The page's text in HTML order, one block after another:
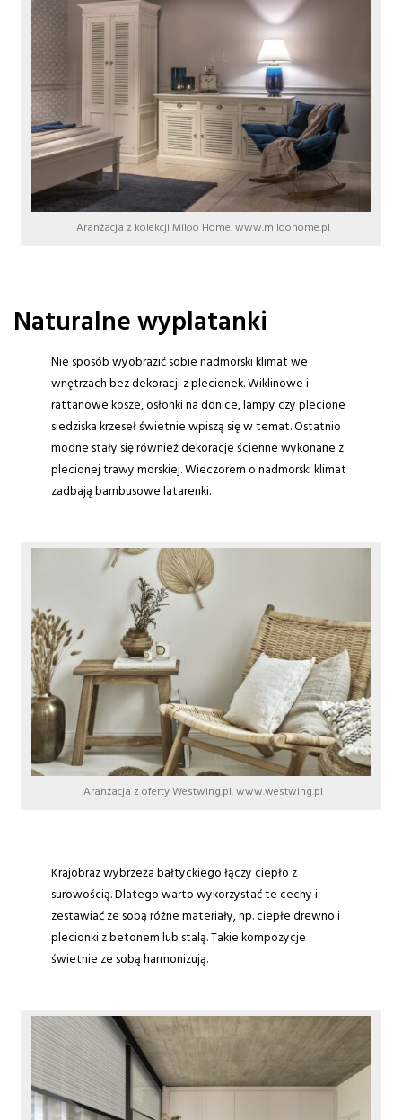
Aranżacja z kolekcji Miloo Home. www.miloohome.pl
Naturalne wyplatanki
Nie sposób wyobrazić sobie nadmorski klimat we
wnętrzach bez dekoracji z plecionek. Wiklinowe i
rattanowe kosze, osłonki na donice, lampy czy plecione
siedziska krzeseł świetnie wpiszą się w temat. Ostatnio
modne stały się również dekoracje ścienne wykonane z
plecionej trawy morskiej. Wieczorem o nadmorski klimat
zadbają bambusowe latarenki.
Aranżacja z oferty Westwing.pl. www.westwing.pl
Krajobraz wybrzeża bałtyckiego łączy ciepło z
surowością. Dlatego warto wykorzystać te cechy i
zestawiać ze sobą różne materiały, np. ciepłe drewno i
plecionki z betonem lub stalą. Takie kompozycje
świetnie ze sobą harmonizują.